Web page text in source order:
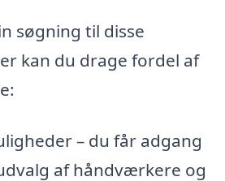
søgning til disse
kan du drage fordel af
– du får adgang
af håndværkere og